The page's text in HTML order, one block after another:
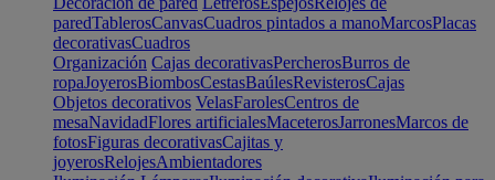
paredTablerosCanvasCuadros pintados a manoMarcosPlacas
decorativasCuadros
Organización Cajas decorativasPercherosBurros de
ropaJoyerosBiombosCestasBaúlesRevisterosCajas
Objetos decorativos VelasFarolesCentros de
mesaNavidadFlores artificialesMaceterosJarronesMarcos de
fotosFiguras decorativasCajitas y
joyerosRelojesAmbientadores